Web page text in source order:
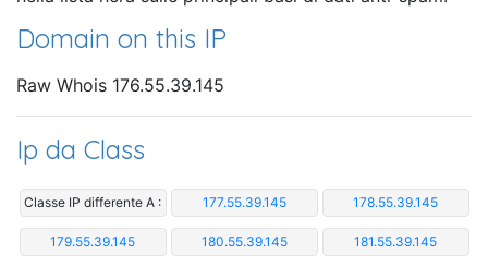
Domain on this IP
Raw Whois 176.55.39.145
Ip da Class
Classe IP differente A : 177.55.39.145 178.55.39.145
179.55.39.145 180.55.39.145 181.55.39.145